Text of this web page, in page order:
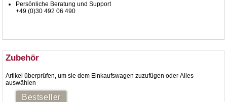
Persönliche Beratung und Support
+49 (0)30 492 06 490
Zubehör
Artikel überprüfen, um sie dem Einkaufswagen zuzufügen oder Alles
auswählen
Bestseller